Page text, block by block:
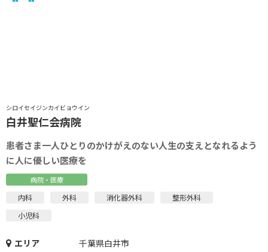
シロイセイジンカイビョウイン
白井聖仁会病院
患者さま一人ひとりのかけがえのない人生の支えとなれるよう
に人に優しい医療を
病院・医療
内科 外科 消化器外科
整形外科
小児科
エリア
千葉県白井市